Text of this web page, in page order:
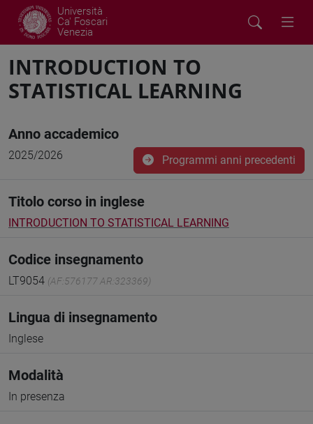
Università
Ca' Foscari
Venezia
INTRODUCTION TO
STATISTICAL LEARNING
Anno accademico
2025/2026 Programmi anni precedenti
Titolo corso in inglese
INTRODUCTION TO STATISTICAL LEARNING
Codice insegnamento
LT9054 (AF:576177 AR:323369)
Lingua di insegnamento
Inglese
Modalità
In presenza